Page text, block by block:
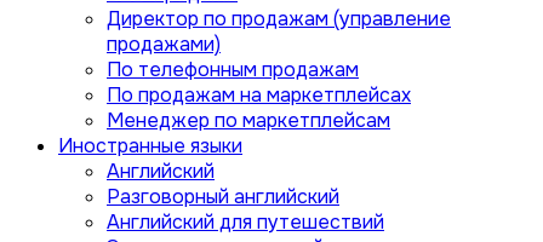
Директор по продажам (управление
продажами)
По телефонным продажам
По продажам на маркетплейсах
Менеджер по маркетплейсам
Иностранные языки
Английский
Разговорный английский
Английский для путешествий